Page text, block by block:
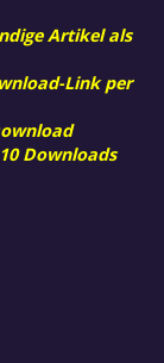
Artikel als
Link per
Downloads